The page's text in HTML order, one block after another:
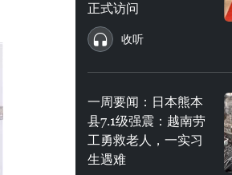
正式访问
收听
一周要闻：日本熊本
县7.1级强震：越南劳
工勇救老人，一实习
生遇难